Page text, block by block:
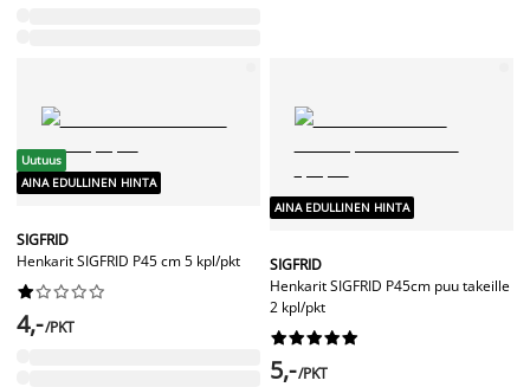
Uutuus
AINA EDULLINEN HINTA
SIGFRID
Henkarit SIGFRID P45 cm 5 kpl/pkt






4,-/PKT
AINA EDULLINEN HINTA
SIGFRID
Henkarit SIGFRID P45cm puu takeille
2 kpl/pkt






5,-/PKT